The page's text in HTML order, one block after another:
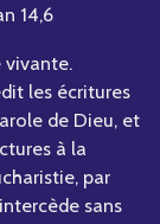
14,6
vivante.
les écritures
de Dieu, et
à la
par
sans